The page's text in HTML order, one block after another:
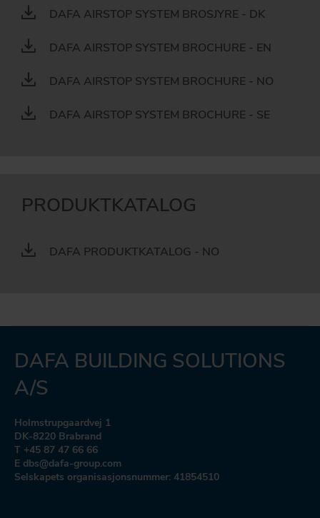
DAFA AIRSTOP SYSTEM BROSJYRE - DK
DAFA AIRSTOP SYSTEM BROCHURE - EN
DAFA AIRSTOP SYSTEM BROCHURE - NO
DAFA AIRSTOP SYSTEM BROCHURE - SE
PRODUKTKATALOG
DAFA PRODUKTKATALOG - NO
DAFA BUILDING SOLUTIONS
A/S
Holmstrupgaardvej 1
DK-8220 Brabrand
T +45 87 47 66 66
E dbs@dafa-group.com
Selskapets organisasjonsnummer: 41854510